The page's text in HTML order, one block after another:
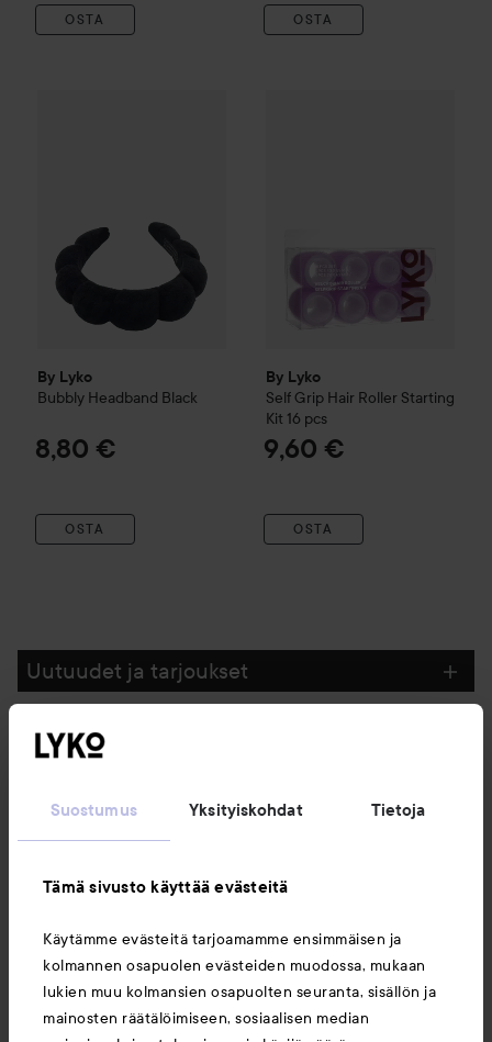
Suostumus Yksityiskohdat Tietoja
Tämä sivusto käyttää evästeitä
Käytämme evästeitä tarjoamamme ensimmäisen ja
kolmannen osapuolen evästeiden muodossa, mukaan
lukien muu kolmansien osapuolten seuranta, sisällön ja
mainosten räätälöimiseen, sosiaalisen median
OSTA OSTA
By Lyko
Bubbly Headband Black
8,80 €
OSTA
By Lyko
Self Grip Hair Roller Starting
Kit 16 pcs
9,60 €
OSTA
Uutuudet ja tarjoukset
Seuraa meitä
Asiakaspalvelu
Tietoja
Saattaisit myös tykätä